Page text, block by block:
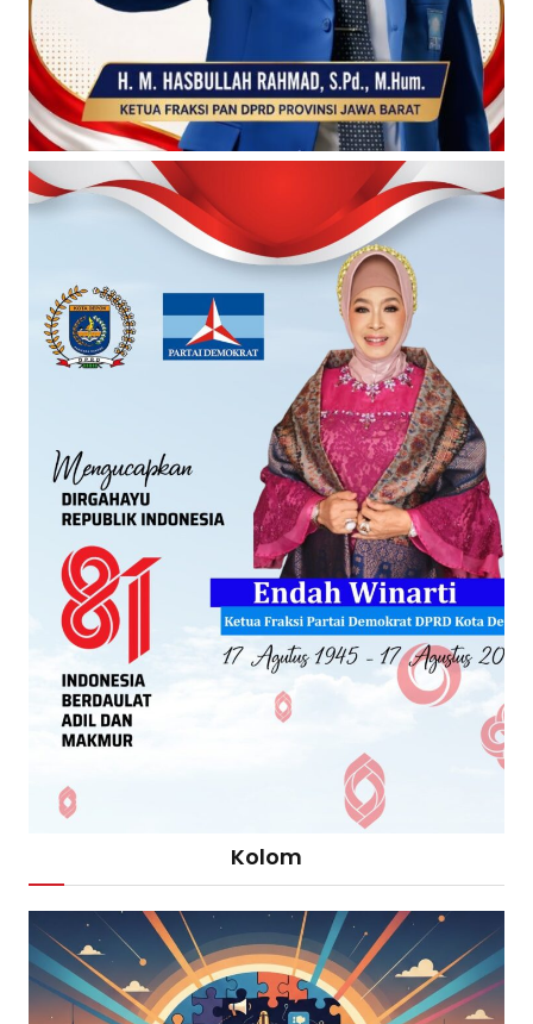
Kolom